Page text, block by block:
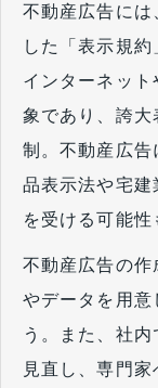
不動産広告には
した「表示規
インターネッ
象であり、誇大
制。不動産広告
品表示法や宅建
を受ける可能性
不動産広告の作
やデータを用意
う。また、社
見直し、専門